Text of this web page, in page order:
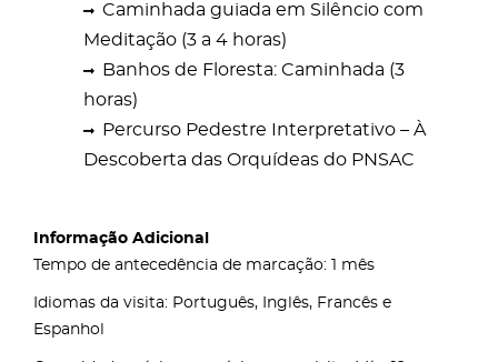
Caminhada guiada em Silêncio com
Meditação (3 a 4 horas)
Banhos de Floresta: Caminhada (3
horas)
Percurso Pedestre Interpretativo – À
Descoberta das Orquídeas do PNSAC
Informação Adicional
Tempo de antecedência de marcação: 1 mês
Idiomas da visita: Português, Inglês, Francês e
Espanhol